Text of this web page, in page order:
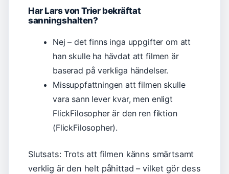
Har Lars von Trier bekräftat
sanningshalten?
Nej – det finns inga uppgifter om att
han skulle ha hävdat att filmen är
baserad på verkliga händelser.
Missuppfattningen att filmen skulle
vara sann lever kvar, men enligt
FlickFilosopher är den ren fiktion
(FlickFilosopher).
Slutsats: Trots att filmen känns smärtsamt
verklig är den helt påhittad – vilket gör dess